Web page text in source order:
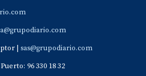
| sas@grupodiario.com
96 330 18 32